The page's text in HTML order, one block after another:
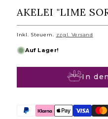
Modal
öffnen
AKELEI "LIME
Inkl. Steuern. zzgl. Versand
Auf Lager!
In